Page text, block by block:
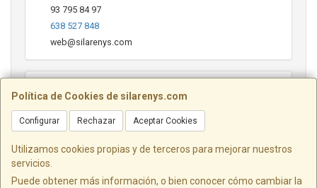
Política de Cookies de silarenys.com
Configurar Rechazar Aceptar Cookies
Utilizamos cookies propias y de terceros para mejorar nuestros
servicios.
Puede obtener más información, o bien conocer cómo cambiar la
93 795 84 97
638 527 848
web@silarenys.com
Horario
De lunes a viernes: Mañanas: de 10.00 a 13.30 horas Tardes
de 17.00 a 20.00 Horas / Sábados de 10.00 a 13.00 horas